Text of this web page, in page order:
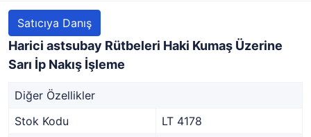
Satıcıya Danış
Harici astsubay Rütbeleri Haki Kumaş Üzerine
Sarı İp Nakış İşleme
Diğer Özellikler
Stok Kodu
LT 4178